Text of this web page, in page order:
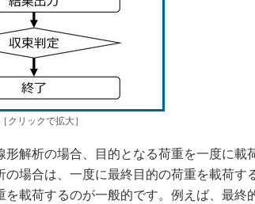
リックで拡大］
解析の場合、目的となる荷重を一度に載
場合は、一度に最終目的の荷重を載荷す
載荷するのが一般的です。例えば、最終